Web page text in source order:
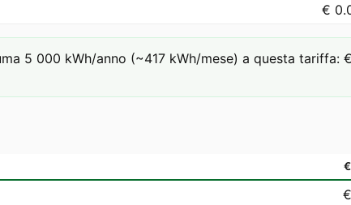
€
5 000 kWh/anno (~417 kWh/mese) a questa